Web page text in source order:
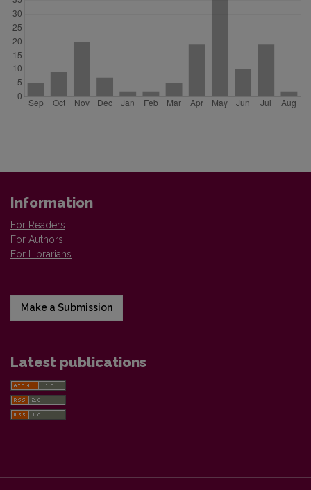
Information
For Readers
For Authors
For Librarians
Make a Submission
Latest publications